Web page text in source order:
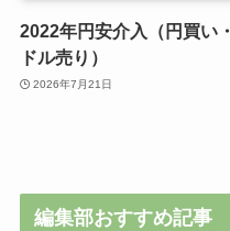
2022年円安介入（円買い・
ドル売り）
2026年7月21日
編集部おすすめ記事